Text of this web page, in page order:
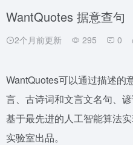
WantQuotes 据意查句
2个月前更新 295 0
WantQuotes可以通过描述的
言、古诗词和文言文名句、
基于最先进的人工智能算法
实验室出品。